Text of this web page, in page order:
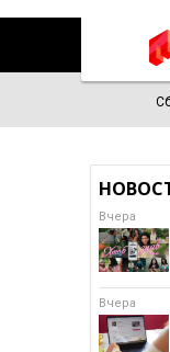
Вчера
Вчера